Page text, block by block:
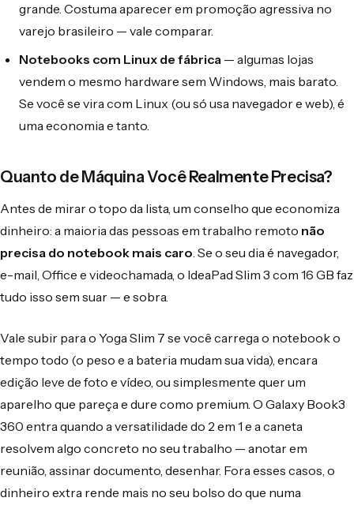
grande. Costuma aparecer em promoção agressiva no
varejo brasileiro — vale comparar.
Notebooks com Linux de fábrica — algumas lojas
vendem o mesmo hardware sem Windows, mais barato.
Se você se vira com Linux (ou só usa navegador e web), é
uma economia e tanto.
Quanto de Máquina Você Realmente Precisa?
Antes de mirar o topo da lista, um conselho que economiza
dinheiro: a maioria das pessoas em trabalho remoto não
precisa do notebook mais caro. Se o seu dia é navegador,
e-mail, Office e videochamada, o IdeaPad Slim 3 com 16 GB faz
tudo isso sem suar — e sobra.
Vale subir para o Yoga Slim 7 se você carrega o notebook o
tempo todo (o peso e a bateria mudam sua vida), encara
edição leve de foto e vídeo, ou simplesmente quer um
aparelho que pareça e dure como premium. O Galaxy Book3
360 entra quando a versatilidade do 2 em 1 e a caneta
resolvem algo concreto no seu trabalho — anotar em
reunião, assinar documento, desenhar. Fora esses casos, o
dinheiro extra rende mais no seu bolso do que numa